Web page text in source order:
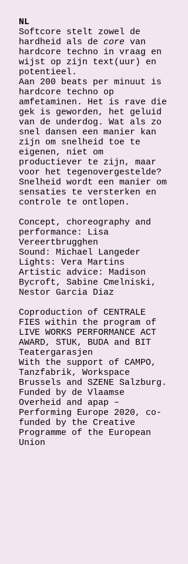
NL
Softcore stelt zowel de
hardheid als de core van
hardcore techno in vraag en
wijst op zijn text(uur) en
potentieel.
Aan 200 beats per minuut is
hardcore techno op
amfetaminen. Het is rave die
gek is geworden, het geluid
van de underdog. Wat als zo
snel dansen een manier kan
zijn om snelheid toe te
eigenen, niet om
productiever te zijn, maar
voor het tegenovergestelde?
Snelheid wordt een manier om
sensaties te versterken en
controle te ontlopen.
Concept, choreography and
performance: Lisa
Vereertbrugghen
Sound: Michael Langeder
Lights: Vera Martins
Artistic advice: Madison
Bycroft, Sabine Cmelniski,
Nestor Garcia Diaz
Coproduction of CENTRALE
FIES within the program of
LIVE WORKS PERFORMANCE ACT
AWARD, STUK, BUDA and BIT
Teatergarasjen
With the support of CAMPO,
Tanzfabrik, Workspace
Brussels and SZENE Salzburg.
Funded by de Vlaamse
Overheid and apap –
Performing Europe 2020, co-
funded by the Creative
Programme of the European
Union